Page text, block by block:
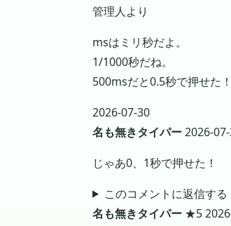
管理人より
msはミリ秒だよ。
1/1000秒だね。
500msだと0.5秒で押せた
2026-07-30
名も無きタイパー2026-
じゃあ0、1秒で押せた！
このコメントに返信する
名も無きタイパー ★5